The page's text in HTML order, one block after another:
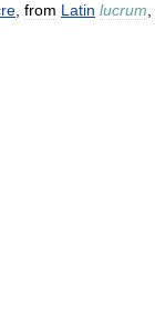
from Latin lucrum